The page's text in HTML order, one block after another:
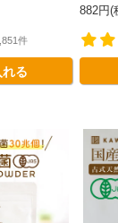
件
る
882円(